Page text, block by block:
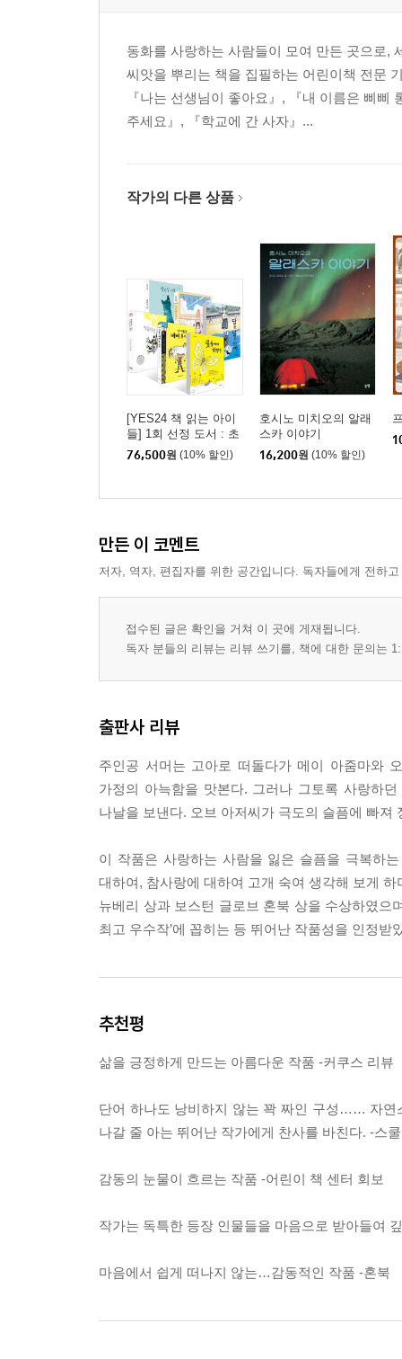
동화를 사랑하는 사람들이 모여 만든 곳으로,
씨앗을 뿌리는 책을 집필하는 어린이책 전문
『나는 선생님이 좋아요』, 『내 이름은 삐
주세요』, 『학교에 간 사자』...
작가의 다른 상품
[YES24 책 읽는 아이
들] 1회 선정 도서 : 초
등 3~4학년 세트
76,500원 (10% 할인)
호시노 미치오의 알래
스카 이야기
16,200원 (10% 할인)
만든 이 코멘트
저자, 역자, 편집자를 위한 공간입니다. 독자들에게 전하
접수된 글은 확인을 거쳐 이 곳에 게재됩니다.
독자 분들의 리뷰는 리뷰 쓰기를, 책에 대한 문의는
출판사 리뷰
주인공 서머는 고아로 떠돌다가 메이 아줌마와
가정의 아늑함을 맛본다. 그러나 그토록 사랑하
나날을 보낸다. 오브 아저씨가 극도의 슬픔에 빠져
이 작품은 사랑하는 사람을 잃은 슬픔을 극복하
대하여, 참사랑에 대하여 고개 숙여 생각해 보게
뉴베리 상과 보스턴 글로브 혼북 상을 수상하였으
최고 우수작’에 꼽히는 등 뛰어난 작품성을 인정받
추천평
삶을 긍정하게 만드는 아름다운 작품 -커쿠스 리뷰
단어 하나도 낭비하지 않는 꽉 짜인 구성…… 자연
나갈 줄 아는 뛰어난 작가에게 찬사를 바친다. -스
감동의 눈물이 흐르는 작품 -어린이 책 센터 회보
작가는 독특한 등장 인물들을 마음으로 받아들여
마음에서 쉽게 떠나지 않는…감동적인 작품 -혼북